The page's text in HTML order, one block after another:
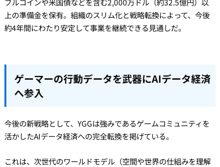
上の準備金を保有。組織のスリム化と戦略転換によって、今後
約4年間にわたり安定して事業を継続できる見通しだ。
ゲーマーの行動データを武器にAIデータ経済
へ参入
今後の新戦略として、YGGは強みであるゲームコミュニティを
活かしたAIデータ経済への完全転換を掲げている。
これは、次世代のワールドモデル（空間や世界の仕組みを理解